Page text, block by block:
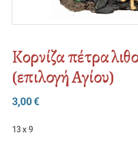
Κορνίζα πέτρα
(επιλογή Αγίου)
3,00€
13 x 9